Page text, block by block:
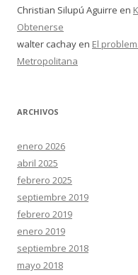
Christian Silupú Aguirre en
Obtenerse
walter cachay en El
Metropolitana
ARCHIVOS
enero 2026
abril 2025
febrero 2025
septiembre 2019
febrero 2019
enero 2019
septiembre 2018
mayo 2018